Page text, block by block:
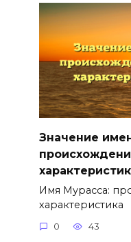
Значение
Имя Мурасса:
характеристика
0 43